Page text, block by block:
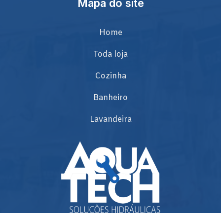
Mapa do site
Home
Toda loja
Cozinha
Banheiro
Lavandeira